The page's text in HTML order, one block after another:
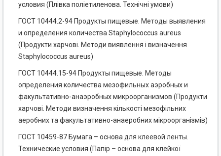
условия (Плівка поліетиленова. Технічні умови)
ГОСТ 10444.2-94 Продукты пищевые. Методы выявления
и определения количества Staphylococcus aureus
(Продукти харчові. Методи виявлення і визначення
Staphylococcus aureus)
ГОСТ 10444.15-94 Продукты пищевые. Методы
определения количества мезофильных аэробных и
факультативно-анаэробных микроорганизмов (Продукти
харчові. Методи визначення кількості мезофільних
аеробних та факультативно-анаеробних мікроорганізмів)
ГОСТ 10459-87 Бумага – основа для клеевой ленты.
Технические условия (Папір – основа для клейкої